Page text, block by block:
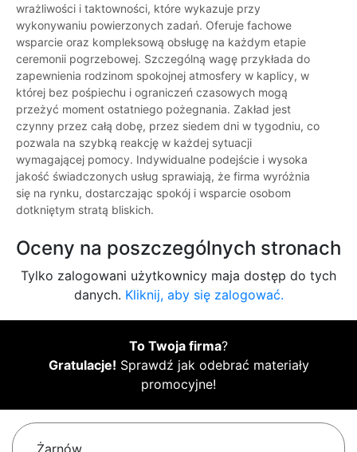
wrażliwości i taktowności, które wykazuje przy
wykonywaniu powierzonych zadań. Oferuje fachowe
wsparcie oraz kompleksową obsługę na każdym etapie
ceremonii pogrzebowej. Szczególną wagę przykłada do
zapewnienia rodzinom spokojnej atmosfery w kaplicy, w
której bez pośpiechu i ograniczeń czasowych mogą
przeżyć moment ostatniego pożegnania. Zakład jest
czynny przez całą dobę, przez siedem dni w tygodniu, co
pozwala na szybką reakcję w każdej sytuacji
wymagającej pomocy. Indywidualne podejście i wysoka
jakość świadczonych usług sprawiają, że firma wyróżnia
się na rynku, dostarczając spokój i wsparcie osobom
dotkniętym stratą bliskich.
Oceny na poszczególnych stronach
Tylko zalogowani użytkownicy maja dostęp do tych
danych. Kliknij, aby się zalogować.
To Twoja firma?
Gratulacje! Sprawdź jak odebrać materiały
promocyjne!